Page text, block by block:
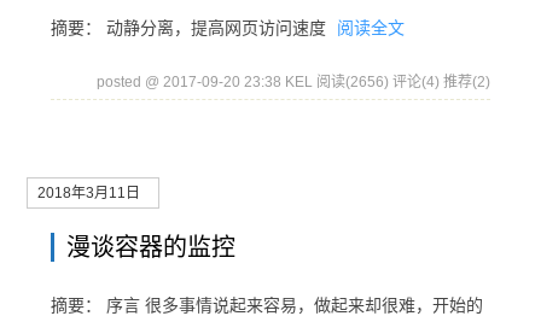
摘要： 动静分离，提高网页访问速度 阅读全文
posted @ 2017-09-20 23:38 KEL 阅读(2656) 评论(4) 推荐(2)
2018年3月11日
漫谈容器的监控
摘要： 序言 很多事情说起来容易，做起来却很难，开始的